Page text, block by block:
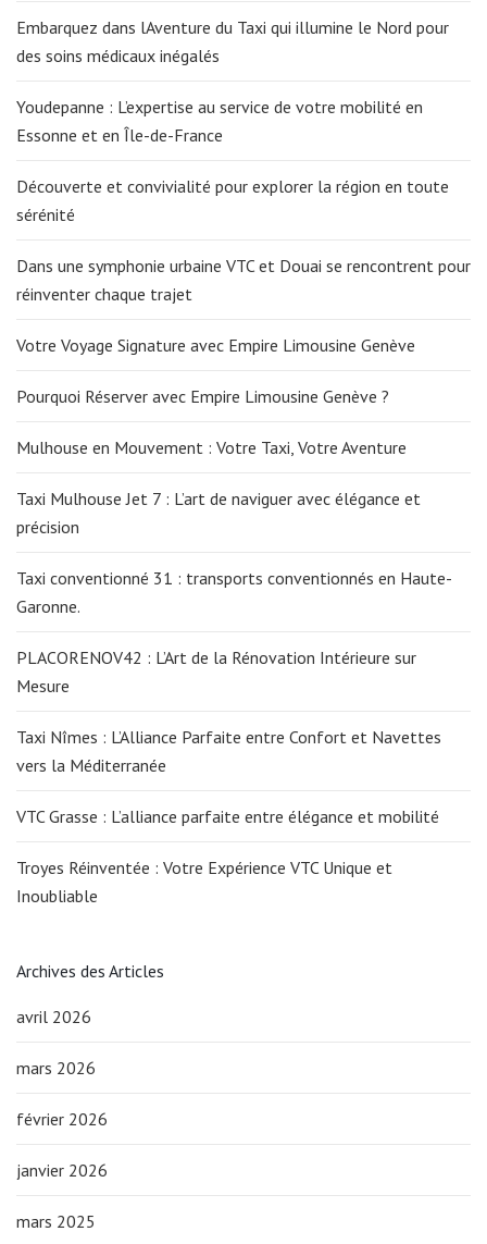
Embarquez dans lAventure du Taxi qui illumine le Nord pour
des soins médicaux inégalés
Youdepanne : L’expertise au service de votre mobilité en
Essonne et en Île-de-France
Découverte et convivialité pour explorer la région en toute
sérénité
Dans une symphonie urbaine VTC et Douai se rencontrent pour
réinventer chaque trajet
Votre Voyage Signature avec Empire Limousine Genève
Pourquoi Réserver avec Empire Limousine Genève ?
Mulhouse en Mouvement : Votre Taxi, Votre Aventure
Taxi Mulhouse Jet 7 : L’art de naviguer avec élégance et
précision
Taxi conventionné 31 : transports conventionnés en Haute-
Garonne.
PLACORENOV42 : L’Art de la Rénovation Intérieure sur
Mesure
Taxi Nîmes : L’Alliance Parfaite entre Confort et Navettes
vers la Méditerranée
VTC Grasse : L’alliance parfaite entre élégance et mobilité
Troyes Réinventée : Votre Expérience VTC Unique et
Inoubliable
Archives des Articles
avril 2026
mars 2026
février 2026
janvier 2026
mars 2025